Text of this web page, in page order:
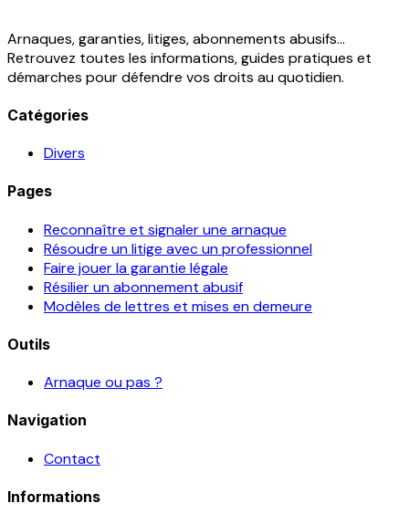
Arnaques, garanties, litiges, abonnements abusifs...
Retrouvez toutes les informations, guides pratiques et
démarches pour défendre vos droits au quotidien.
Catégories
Divers
Pages
Reconnaître et signaler une arnaque
Résoudre un litige avec un professionnel
Faire jouer la garantie légale
Résilier un abonnement abusif
Modèles de lettres et mises en demeure
Outils
Arnaque ou pas ?
Navigation
Contact
Informations